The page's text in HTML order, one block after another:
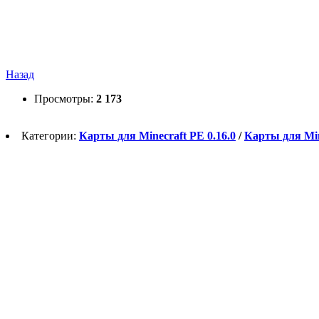
Назад
Просмотры: 2 173
Категории: Карты для Minecraft PE 0.16.0 /Карты для